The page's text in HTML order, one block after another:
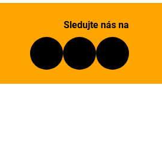
Sledujte nás na